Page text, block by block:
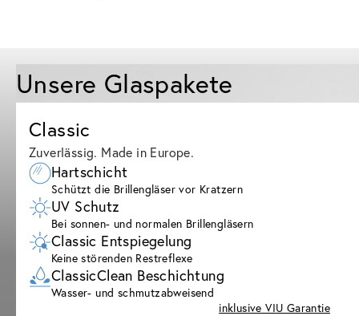
Unsere Glaspakete
Classic
Zuverlässig. Made in Europe.
Hartschicht
Schützt die Brillengläser vor Kratzern
UV Schutz
Bei sonnen- und normalen Brillengläsern
Classic Entspiegelung
Keine störenden Restreflexe
ClassicClean Beschichtung
Wasser- und schmutzabweisend
inklusive VIU Garantie